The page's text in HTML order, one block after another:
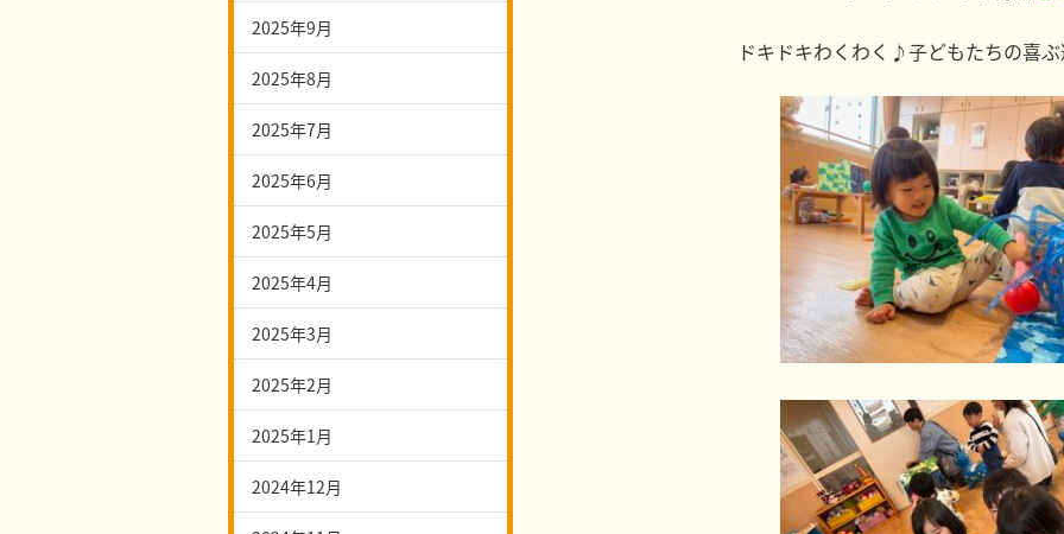
ドキドキわくわく♪子どもたちの喜
2025年9月
2025年8月
2025年7月
2025年6月
2025年5月
2025年4月
2025年3月
2025年2月
2025年1月
2024年12月